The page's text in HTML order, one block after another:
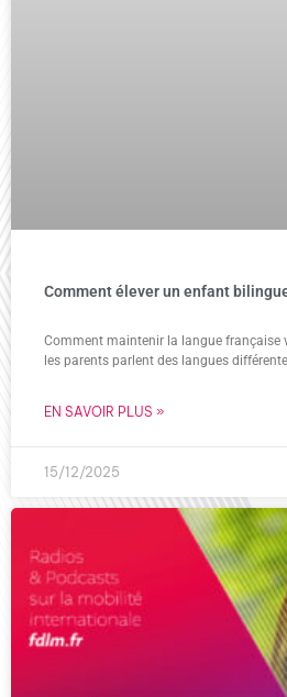
Comment élever un enfant
Comment maintenir la langue française
les parents parlent des langues
EN SAVOIR PLUS »
15/12/2025